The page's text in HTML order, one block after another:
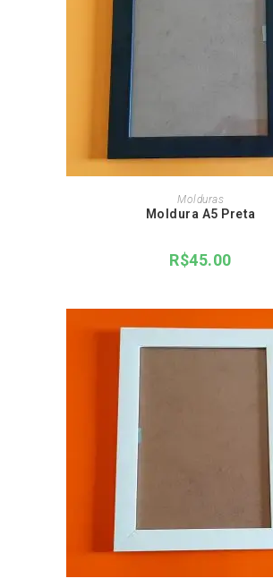
ADICIONAR AO CARRINHO
Molduras
Moldura A5 Preta
R$45.00